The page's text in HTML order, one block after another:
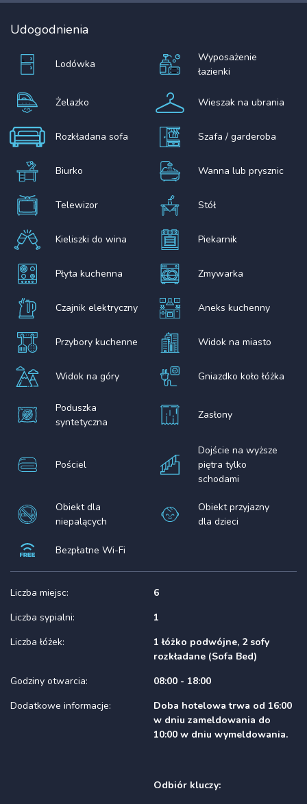
Udogodnienia
Lodówka
Wyposażenie
łazienki
Żelazko Wieszak na ubrania
Rozkładana sofa Szafa / garderoba
Biurko Wanna lub prysznic
Telewizor Stół
Kieliszki do wina Piekarnik
Płyta kuchenna Zmywarka
Czajnik elektryczny Aneks kuchenny
Przybory kuchenne Widok na miasto
Widok na góry Gniazdko koło łóżka
Poduszka
syntetyczna
Zasłony
Pościel
Dojście na wyższe
piętra tylko
schodami
Obiekt dla
niepalących
Obiekt przyjazny
dla dzieci
Bezpłatne Wi-Fi
Liczba miejsc:
6
Liczba sypialni:
1
Liczba łóżek:
1 łóżko podwójne, 2 sofy
rozkładane (Sofa Bed)
Godziny otwarcia:
08:00 - 18:00
Dodatkowe informacje:
Doba hotelowa trwa od 16:00
w dniu zameldowania do
10:00 w dniu wymeldowania.
Odbiór kluczy: